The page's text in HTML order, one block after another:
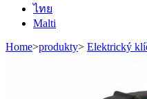
ไทย
Malti
Home>produkty> Elektrický